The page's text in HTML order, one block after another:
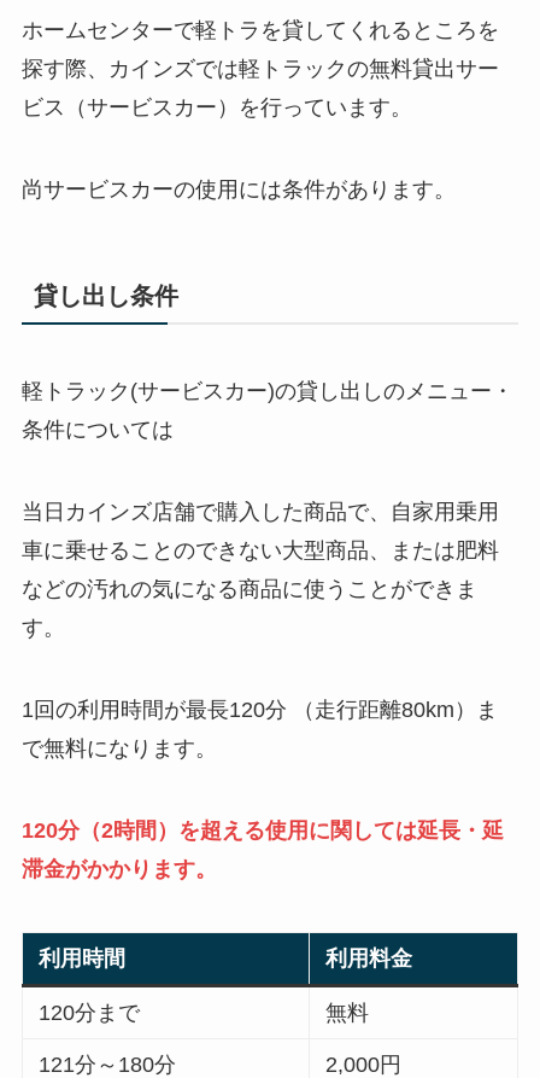
ホームセンターで軽トラを貸してくれるところを
探す際、カインズでは軽トラックの無料貸出サー
ビス（サービスカー）を行っています。
尚サービスカーの使用には条件があります。
貸し出し条件
軽トラック(サービスカー)の貸し出しのメニュー・
条件については
当日カインズ店舗で購入した商品で、自家用乗用
車に乗せることのできない大型商品、または肥料
などの汚れの気になる商品に使うことができま
す。
1回の利用時間が最長120分 （走行距離80km）ま
で無料になります。
120分（2時間）を超える使用に関しては延長・延
滞金がかかります。
利用時間 利用料金
120分まで 無料
121分～180分 2,000円